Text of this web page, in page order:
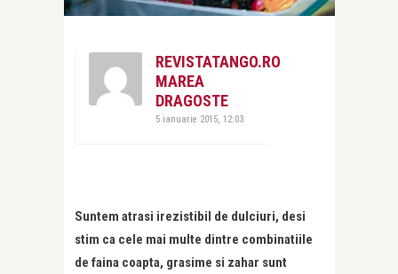
REVISTATANGO.RO
MAREA
DRAGOSTE
5 ianuarie 2015, 12:03
Suntem atrasi irezistibil de dulciuri, desi
stim ca cele mai multe dintre combinatiile
de faina coapta, grasime si zahar sunt